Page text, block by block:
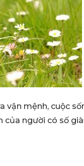
vận mệnh, cuộc
người có số